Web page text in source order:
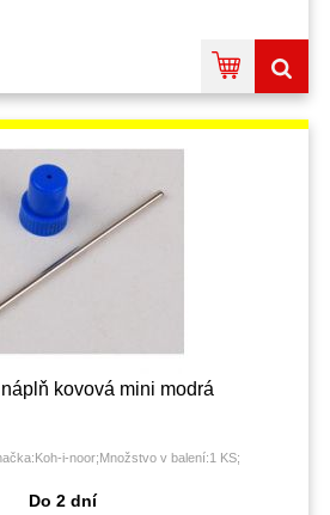
kovová mini modrá
i-noor;Množstvo v balení:1 KS;
Do 2 dní